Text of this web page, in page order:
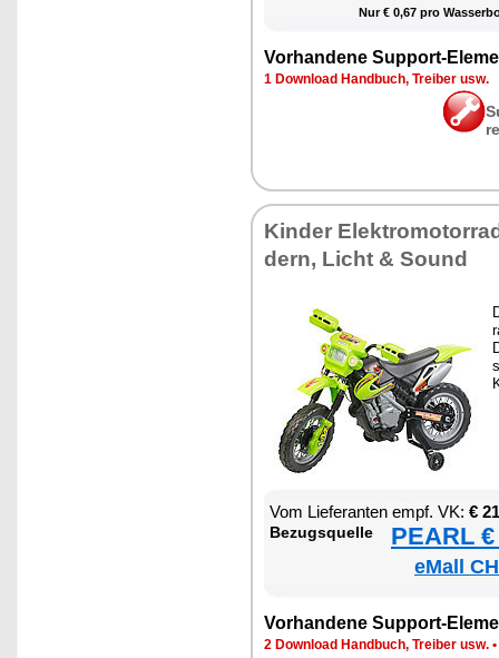
Nur € 0,67 pro
Vor­han­de­ne Sup­port-
1 Down­load Hand­buch, Trei­ber usw.
Kin­der
dern, Licht & Sound
Vom Lie­fe­ran­ten empf. VK: €
Be­zugs­quel­le PEARL
eMall
Vor­han­de­ne Sup­port-
2 Down­load Hand­buch, Trei­ber usw. •